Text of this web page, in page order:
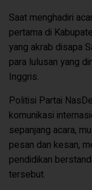
Saat menghadiri
pertama di
yang akrab disapa
para lulusan yang
Inggris.
Politisi Partai
komunikasi
sepanjang acara,
pesan dan kesan,
pendidikan
tersebut.